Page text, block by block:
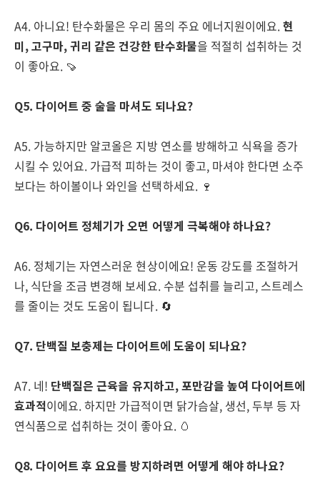
A4. 아니요! 탄수화물은 우리 몸의 주요 에너지원이에요.현
미, 고구마, 귀리 같은 건강한 탄수화물을 적절히 섭취하는 것
이 좋아요. 🍠
Q5. 다이어트 중 술을 마셔도 되나요?
A5. 가능하지만 알코올은 지방 연소를 방해하고 식욕을 증가
시킬 수 있어요. 가급적 피하는 것이 좋고, 마셔야 한다면 소주
보다는 하이볼이나 와인을 선택하세요. 🍷
Q6. 다이어트 정체기가 오면 어떻게 극복해야 하나요?
A6. 정체기는 자연스러운 현상이에요! 운동 강도를 조절하거
나, 식단을 조금 변경해 보세요. 수분 섭취를 늘리고, 스트레스
를 줄이는 것도 도움이 됩니다. 🔄
Q7. 단백질 보충제는 다이어트에 도움이 되나요?
A7. 네! 단백질은 근육을 유지하고, 포만감을 높여 다이어트에
효과적이에요. 하지만 가급적이면 닭가슴살, 생선, 두부 등 자
연식품으로 섭취하는 것이 좋아요. 🥚
Q8. 다이어트 후 요요를 방지하려면 어떻게 해야 하나요?